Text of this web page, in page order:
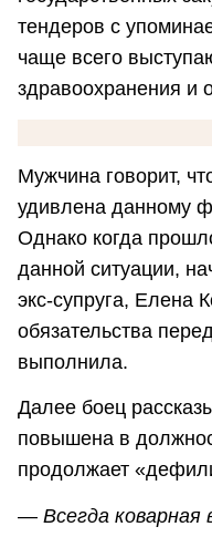
тендеров с
чаще всего
здравоохранения и
Мужчина говорит,
удивлена данному
Однако когда
данной ситуации,
экс-супруга, Елена
обязательства
выполнила.
Далее боец
повышена в
продолжает
— Всегда коварная